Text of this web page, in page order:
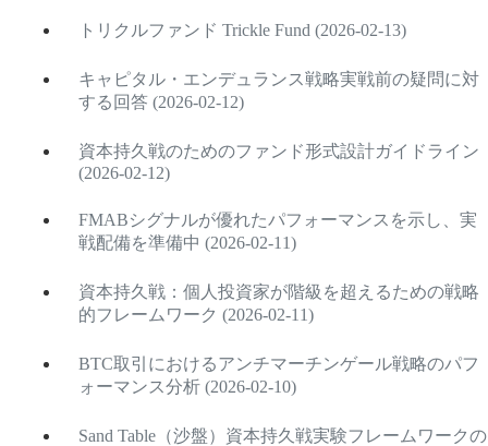
トリクルファンド Trickle Fund (2026-02-13)
キャピタル・エンデュランス戦略実戦前の疑問に対
する回答 (2026-02-12)
資本持久戦のためのファンド形式設計ガイドライン
(2026-02-12)
FMABシグナルが優れたパフォーマンスを示し、実
戦配備を準備中 (2026-02-11)
資本持久戦：個人投資家が階級を超えるための戦略
的フレームワーク (2026-02-11)
BTC取引におけるアンチマーチンゲール戦略のパフ
ォーマンス分析 (2026-02-10)
Sand Table（沙盤）資本持久戦実験フレームワークの